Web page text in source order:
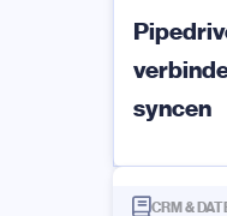
syncen
CRM &